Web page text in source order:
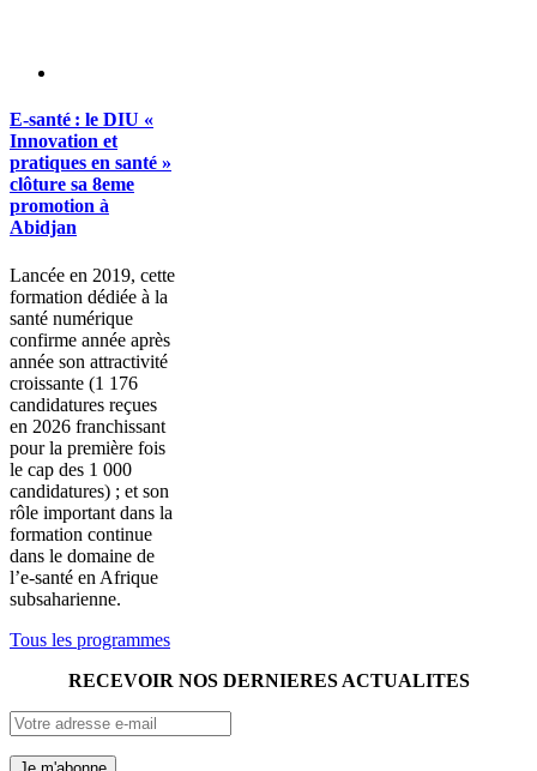
E-santé : le DIU «
Innovation et
pratiques en santé »
clôture sa 8eme
promotion à
Abidjan
Lancée en 2019, cette
formation dédiée à la
santé numérique
confirme année après
année son attractivité
croissante (1 176
candidatures reçues
en 2026 franchissant
pour la première fois
le cap des 1 000
candidatures) ; et son
rôle important dans la
formation continue
dans le domaine de
l’e-santé en Afrique
subsaharienne.
Tous les programmes
RECEVOIR NOS DERNIERES ACTUALITES